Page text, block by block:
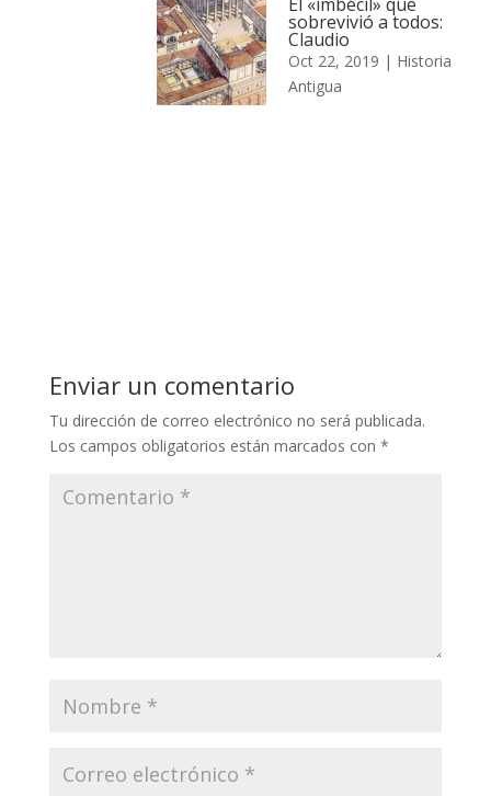
sobrevivió a todos:
Claudio
Oct 22, 2019 | Historia
Antigua
Enviar un comentario
Tu dirección de correo electrónico no será publicada.
Los campos obligatorios están marcados con *